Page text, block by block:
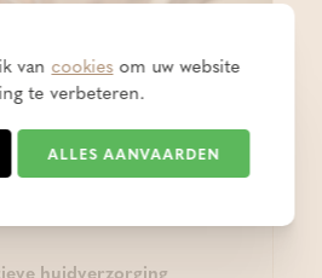
huidverzorging
vancookiesom uw website
te verbeteren.
ALLES AANVAARDEN